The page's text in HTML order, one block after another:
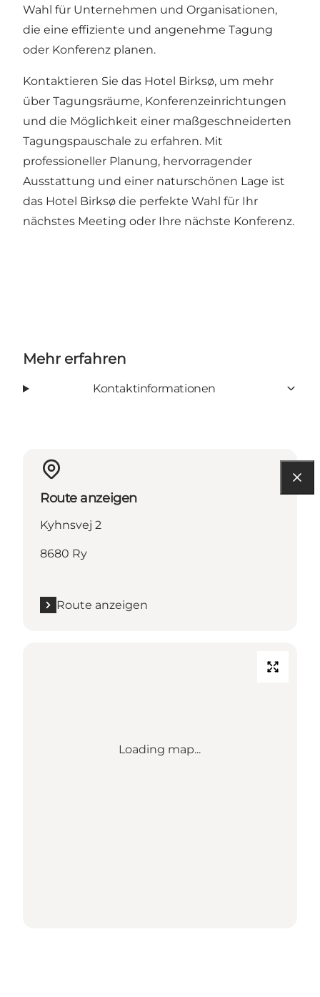
Wahl für Unternehmen und Organisationen,
die eine effiziente und angenehme Tagung
oder Konferenz planen.
Kontaktieren Sie das Hotel Birksø, um mehr
über Tagungsräume, Konferenzeinrichtungen
und die Möglichkeit einer maßgeschneiderten
Tagungspauschale zu erfahren. Mit
professioneller Planung, hervorragender
Ausstattung und einer naturschönen Lage ist
das Hotel Birksø die perfekte Wahl für Ihr
nächstes Meeting oder Ihre nächste Konferenz.
Mehr erfahren
Kontaktinformationen
Route anzeigen
Kyhnsvej 2
8680 Ry
Route anzeigen
Loading map...